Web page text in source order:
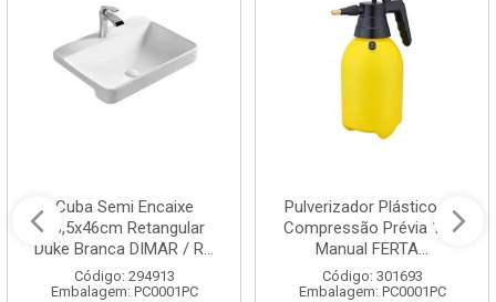
Cuba Semi Encaixe
58,5x46cm Retangular
Duke Branca DIMAR / R...
Código: 294913
Embalagem: PC0001PC
Pulverizador Plástico de
Compressão Prévia 1,5L
Manual FERTA...
Código: 301693
Embalagem: PC0001PC